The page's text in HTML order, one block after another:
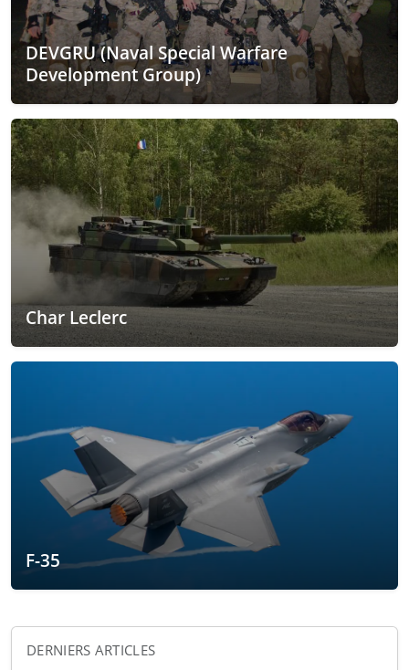
DEVGRU (Naval Special Warfare
Development Group)
Char Leclerc
F-35
DERNIERS ARTICLES